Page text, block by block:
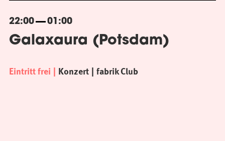
22:00 01:00
Galaxaura (Potsdam)
Eintritt frei Konzert fabrik Club